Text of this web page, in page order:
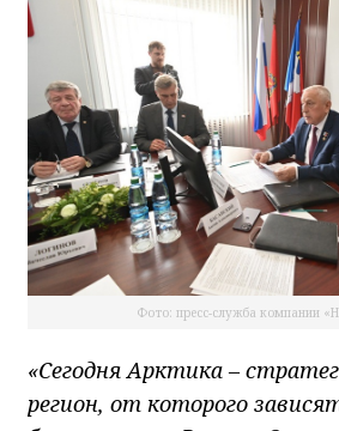
Фото: пресс-служба компании
«Сегодня Арктика –
регион, от которого